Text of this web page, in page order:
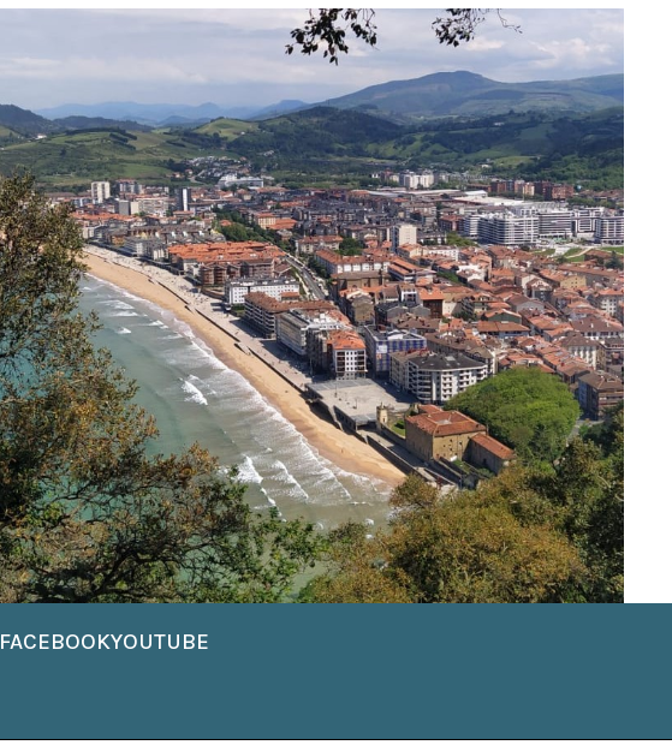
FACEBOOKYOUTUBE